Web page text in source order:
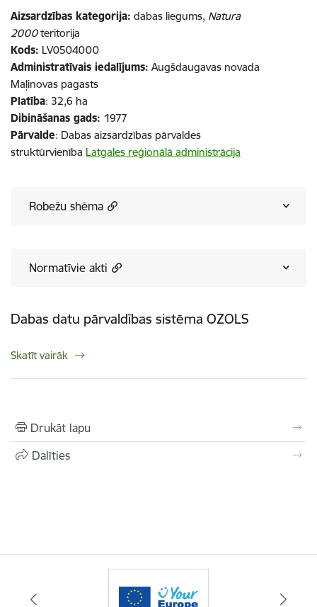
Aizsardzības kategorija: dabas liegums, Natura
2000teritorija
Kods: LV0504000
Administratīvais iedalījums: Augšdaugavas novada
Maļinovas pagasts
Platība: 32,6 ha
Dibināšanas gads: 1977
Pārvalde: Dabas aizsardzības pārvaldes
struktūrvienība Latgales reģionālā administrācija
Robežu shēma
Normatīvie akti
Dabas datu pārvaldības sistēma OZOLS
Skatīt vairāk
Drukāt lapu
Dalīties